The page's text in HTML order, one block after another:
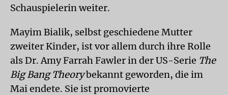
Schauspielerin weiter.
Mayim Bialik, selbst geschiedene Mutter
zweiter Kinder, ist vor allem durch ihre Rolle
als Dr. Amy Farrah Fawler in der US-Serie The
Big Bang Theorybekannt geworden, die im
Mai endete. Sie ist promovierte